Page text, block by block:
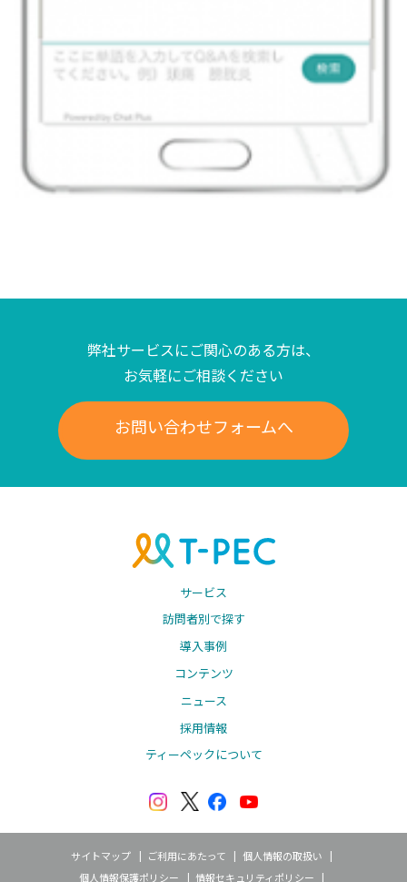
弊社サービスにご関心のある方は、
お気軽にご相談ください
お問い合わせフォームへ
サービス
訪問者別で探す
導入事例
コンテンツ
ニュース
採用情報
ティーペックについて
サイトマップ ご利用にあたって
個人情報の取扱い
個人情報保護ポリシー
情報セキュリティポリシー